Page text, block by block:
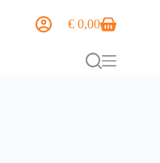
€ 0,00